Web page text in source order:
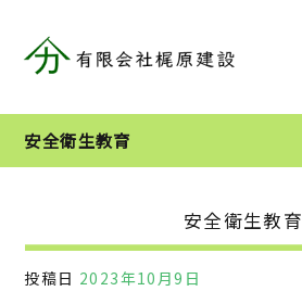
安全衛生教育
安全衛生教育
投稿日 2023年10月9日